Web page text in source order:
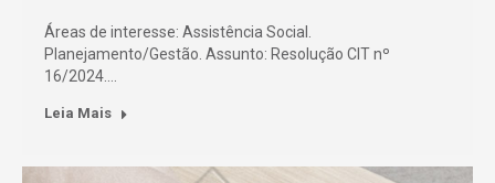
Áreas de interesse: Assistência Social.
Planejamento/Gestão. Assunto: Resolução CIT nº
16/2024.…
Leia Mais